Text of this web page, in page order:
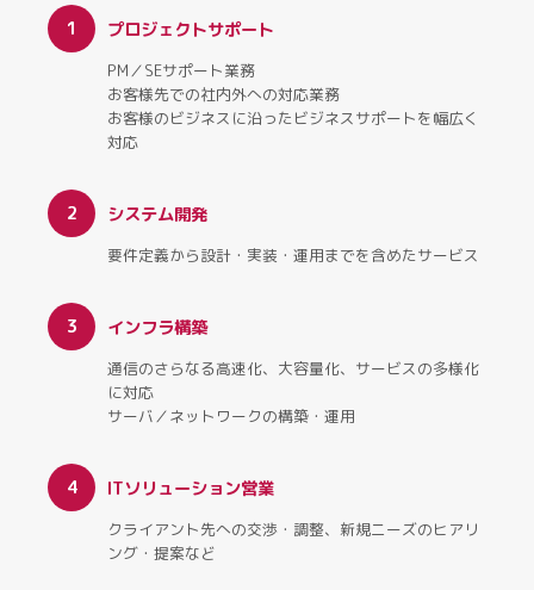
1 プロジェクトサポート
PM／SEサポート業務
お客様先での社内外への対応業務
お客様のビジネスに沿ったビジネスサポートを幅広く
対応
2 システム開発
要件定義から設計・実装・運用までを含めたサービス
3 インフラ構築
通信のさらなる高速化、大容量化、サービスの多様化
に対応
サーバ／ネットワークの構築・運用
4 ITソリューション営業
クライアント先への交渉・調整、新規ニーズのヒアリ
ング・提案など